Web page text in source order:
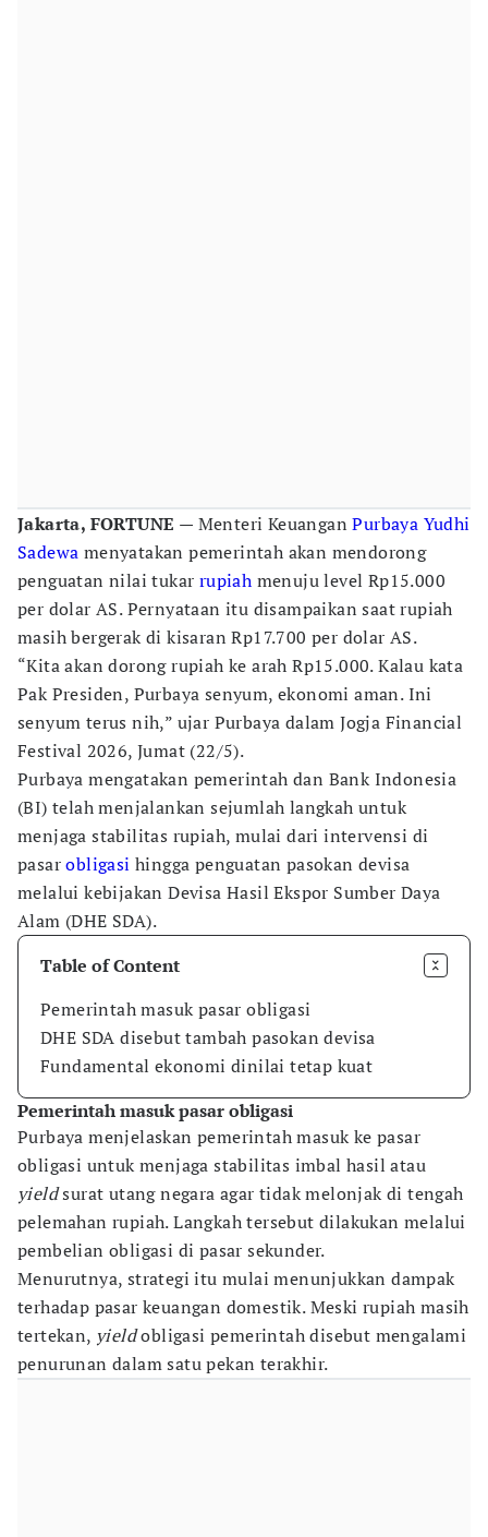
Jakarta, FORTUNE — Menteri KeuanganPurbaya Yudhi
Sadewa menyatakan pemerintah akan mendorong
penguatan nilai tukar rupiah menuju level Rp15.000
per dolar AS. Pernyataan itu disampaikan saat rupiah
masih bergerak di kisaran Rp17.700 per dolar AS.
“Kita akan dorong rupiah ke arah Rp15.000. Kalau kata
Pak Presiden, Purbaya senyum, ekonomi aman. Ini
senyum terus nih,” ujar Purbaya dalam Jogja Financial
Festival 2026, Jumat (22/5).
Purbaya mengatakan pemerintah dan Bank Indonesia
(BI) telah menjalankan sejumlah langkah untuk
menjaga stabilitas rupiah, mulai dari intervensi di
pasarobligasi hingga penguatan pasokan devisa
melalui kebijakan Devisa Hasil Ekspor Sumber Daya
Alam (DHE SDA).
Table of Content
Pemerintah masuk pasar obligasi
DHE SDA disebut tambah pasokan devisa
Fundamental ekonomi dinilai tetap kuat
Pemerintah masuk pasar obligasi
Purbaya menjelaskan pemerintah masuk ke pasar
obligasi untuk menjaga stabilitas imbal hasil atau
yieldsurat utang negara agar tidak melonjak di tengah
pelemahan rupiah. Langkah tersebut dilakukan melalui
pembelian obligasi di pasar sekunder.
Menurutnya, strategi itu mulai menunjukkan dampak
terhadap pasar keuangan domestik. Meski rupiah masih
tertekan, yieldobligasi pemerintah disebut mengalami
penurunan dalam satu pekan terakhir.